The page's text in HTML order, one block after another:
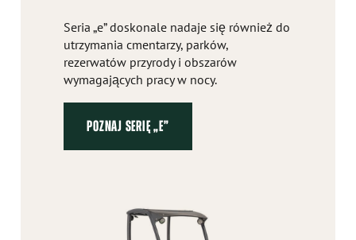
Seria „e” doskonale nadaje się również do
utrzymania cmentarzy, parków,
rezerwatów przyrody i obszarów
wymagających pracy w nocy.
POZNAJ SERIĘ „E”